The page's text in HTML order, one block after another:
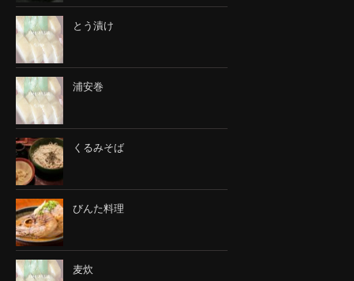
とう漬け
浦安巻
くるみそば
びんた料理
麦炊